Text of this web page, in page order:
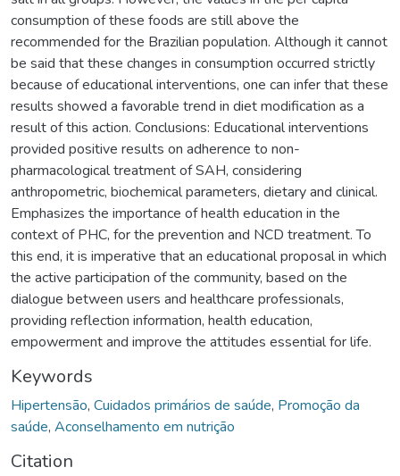
consumption of these foods are still above the
recommended for the Brazilian population. Although it cannot
be said that these changes in consumption occurred strictly
because of educational interventions, one can infer that these
results showed a favorable trend in diet modification as a
result of this action. Conclusions: Educational interventions
provided positive results on adherence to non-
pharmacological treatment of SAH, considering
anthropometric, biochemical parameters, dietary and clinical.
Emphasizes the importance of health education in the
context of PHC, for the prevention and NCD treatment. To
this end, it is imperative that an educational proposal in which
the active participation of the community, based on the
dialogue between users and healthcare professionals,
providing reflection information, health education,
empowerment and improve the attitudes essential for life.
Keywords
Hipertensão, Cuidados primários de saúde, Promoção da
saúde, Aconselhamento em nutrição
Citation